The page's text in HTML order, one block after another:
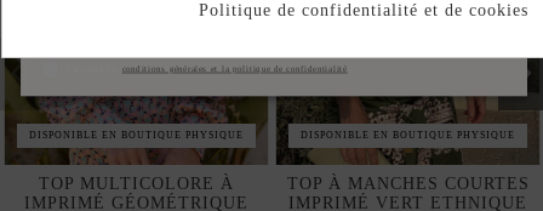
DISPONIBLE EN BOUTIQUE PHYSIQUE
TOP MULTICOLORE À
IMPRIMÉ GÉOMÉTRIQUE
DISPONIBLE EN BOUTIQUE PHYSIQUE
TOP À MANCHES COURTES
IMPRIMÉ VERT ETHNIQUE
conditions générales et la politique de confidentialité
Politique de confidentialité et de cookies